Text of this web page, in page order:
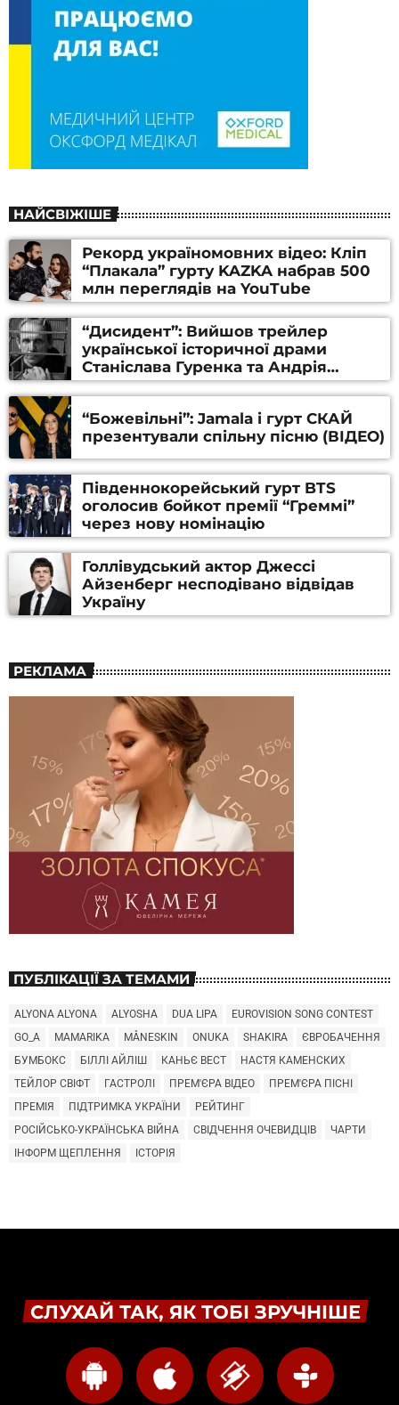
НАЙСВІЖІШЕ
Рекорд україномовних відео: Кліп
“Плакала” гурту KAZKA набрав 500
млн переглядів на YouTube
“Дисидент”: Вийшов трейлер
української історичної драми
Станіслава Гуренка та Андрія
Алфьорова (ВІДЕО)
“Божевільні”: Jamala і гурт СКАЙ
презентували спільну пісню (ВІДЕО)
Південнокорейський гурт BTS
оголосив бойкот премії “Греммі”
через нову номінацію
Голлівудський актор Джессі
Айзенберг несподівано відвідав
Україну
РЕКЛАМА
ПУБЛІКАЦІЇ ЗА ТЕМАМИ
ALYONA ALYONA ALYOSHA DUA LIPA
EUROVISION SONG CONTEST
GO_A
MAMARIKA MÅNESKIN ONUKA SHAKIRA
ЄВРОБАЧЕННЯ
БУМБОКС
БІЛЛІ АЙЛІШ КАНЬЄ ВЕСТ
НАСТЯ КАМЕНСКИХ
ТЕЙЛОР СВІФТ
ГАСТРОЛІ ПРЕМ'ЄРА ВІДЕО
ПРЕМ'ЄРА ПІСНІ
ПРЕМІЯ
ПІДТРИМКА УКРАЇНИ
РЕЙТИНГ
РОСІЙСЬКО-УКРАЇНСЬКА ВІЙНА
СВІДЧЕННЯ ОЧЕВИДЦІВ
ЧАРТИ
ІНФОРМ ЩЕПЛЕННЯ
ІСТОРІЯ
СЛУХАЙ ТАК, ЯК ТОБІ ЗРУЧНІШЕ